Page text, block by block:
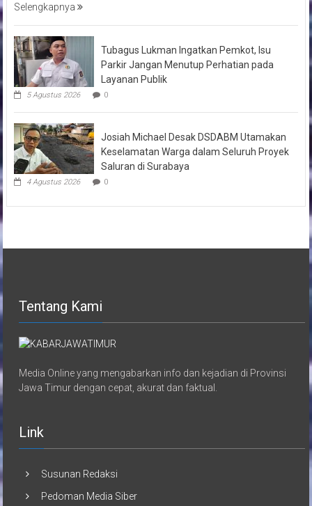
Selengkapnya
Tubagus Lukman Ingatkan Pemkot, Isu
Parkir Jangan Menutup Perhatian pada
Layanan Publik
5 Agustus 2026 0
Josiah Michael Desak DSDABM Utamakan
Keselamatan Warga dalam Seluruh Proyek
Saluran di Surabaya
4 Agustus 2026 0
Tentang Kami
Media Online yang mengabarkan info dan kejadian di Provinsi
Jawa Timur dengan cepat, akurat dan faktual.
Link
Susunan Redaksi
Pedoman Media Siber